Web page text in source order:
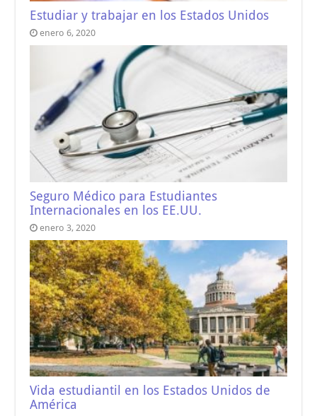
Estudiar y trabajar en los Estados Unidos
enero 6, 2020
Seguro Médico para Estudiantes
Internacionales en los EE.UU.
enero 3, 2020
Vida estudiantil en los Estados Unidos de
América